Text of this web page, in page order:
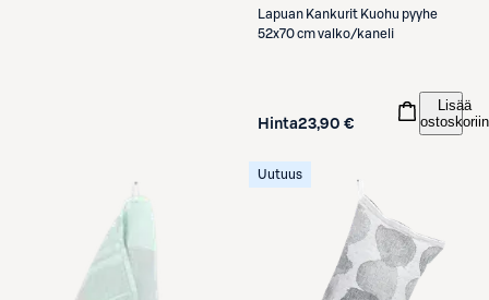
Lapuan Kankurit Kuohu pyyhe
52x70 cm valko/kaneli
Hinta23,90 €
Lisää
ostoskoriin
Uutuus